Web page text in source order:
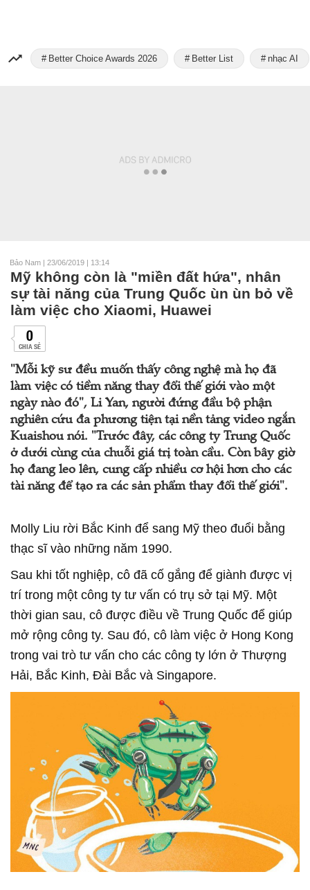
Better Choice Awards 2026 Better List nhạc AI
Bảo Nam | 23/06/2019 | 13:14
Mỹ không còn là "miền đất hứa", nhân
sự tài năng của Trung Quốc ùn ùn bỏ về
làm việc cho Xiaomi, Huawei
0
CHIA SẺ
"Mỗi kỹ sư đều muốn thấy công nghệ mà họ đã
làm việc có tiềm năng thay đổi thế giới vào một
ngày nào đó", Li Yan, người đứng đầu bộ phận
nghiên cứu đa phương tiện tại nền tảng video ngắn
Kuaishou nói. "Trước đây, các công ty Trung Quốc
ở dưới cùng của chuỗi giá trị toàn cầu. Còn bây giờ
họ đang leo lên, cung cấp nhiều cơ hội hơn cho các
tài năng để tạo ra các sản phẩm thay đổi thế giới".
Molly Liu rời Bắc Kinh để sang Mỹ theo đuổi bằng
thạc sĩ vào những năm 1990.
Sau khi tốt nghiệp, cô đã cố gắng để giành được vị
trí trong một công ty tư vấn có trụ sở tại Mỹ. Một
thời gian sau, cô được điều về Trung Quốc để giúp
mở rộng công ty. Sau đó, cô làm việc ở Hong Kong
trong vai trò tư vấn cho các công ty lớn ở Thượng
Hải, Bắc Kinh, Đài Bắc và Singapore.